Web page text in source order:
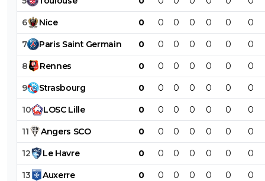
6 Nice 0 0 0 0 0 0 0
7 Paris Saint Germain 0 0 0 0 0 0 0
8 Rennes 0 0 0 0 0 0 0
9 Strasbourg 0 0 0 0 0 0 0
10 LOSC Lille 0 0 0 0 0 0 0
11 Angers SCO 0 0 0 0 0 0 0
12 Le Havre 0 0 0 0 0 0 0
13 Auxerre 0 0 0 0 0 0 0